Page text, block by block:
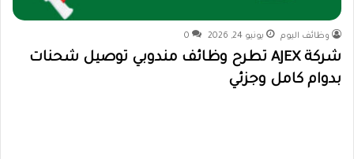
وظائف اليوم يونيو 24, 2026 0
شركة AJEX تطرح وظائف مندوبي توصيل شحنات
بدوام كامل وجزئي